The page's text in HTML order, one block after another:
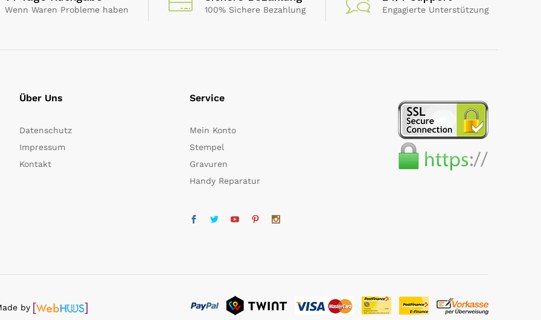
Wenn Waren Probleme haben 100% Sichere Bezahlung Engagierte Unterstützung
Über Uns
Datenschutz
Impressum
Kontakt
Service
Mein Konto
Stempel
Gravuren
Handy Reparatur
by